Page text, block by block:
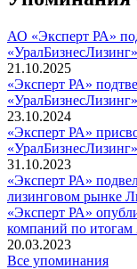
АО «Эксперт РА»
21.10.2025
«Эксперт РА»
23.10.2024
«Эксперт РА»
31.10.2023
«Эксперт РА»
лизинговом рынке
«Эксперт РА»
компаний по итогам
20.03.2023
Все упоминания